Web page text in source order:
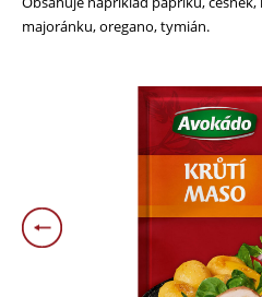
majoránku, oregano, tymián.